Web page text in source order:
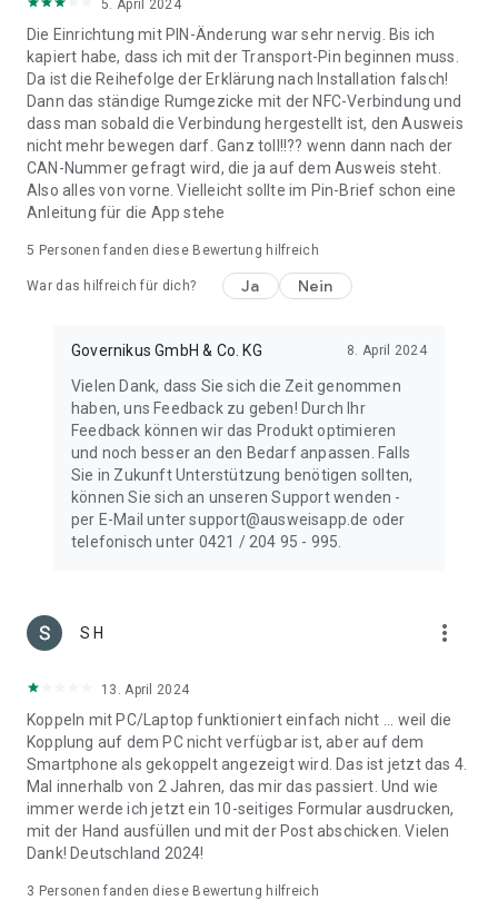
5. April 2024
Die Einrichtung mit PIN-Änderung war sehr nervig. Bis ich
kapiert habe, dass ich mit der Transport-Pin beginnen muss.
Da ist die Reihefolge der Erklärung nach Installation falsch!
Dann das ständige Rumgezicke mit der NFC-Verbindung und
dass man sobald die Verbindung hergestellt ist, den Ausweis
nicht mehr bewegen darf. Ganz toll!!?? wenn dann nach der
CAN-Nummer gefragt wird, die ja auf dem Ausweis steht.
Also alles von vorne. Vielleicht sollte im Pin-Brief schon eine
Anleitung für die App stehe
5 Personen fanden diese Bewertung hilfreich
War das hilfreich für dich? Ja Nein
Governikus GmbH & Co. KG 8. April 2024
Vielen Dank, dass Sie sich die Zeit genommen
haben, uns Feedback zu geben! Durch Ihr
Feedback können wir das Produkt optimieren
und noch besser an den Bedarf anpassen. Falls
Sie in Zukunft Unterstützung benötigen sollten,
können Sie sich an unseren Support wenden -
per E-Mail unter support@ausweisapp.de oder
telefonisch unter 0421 / 204 95 - 995.
S H more_vert
13. April 2024
Koppeln mit PC/Laptop funktioniert einfach nicht ... weil die
Kopplung auf dem PC nicht verfügbar ist, aber auf dem
Smartphone als gekoppelt angezeigt wird. Das ist jetzt das 4.
Mal innerhalb von 2 Jahren, das mir das passiert. Und wie
immer werde ich jetzt ein 10-seitiges Formular ausdrucken,
mit der Hand ausfüllen und mit der Post abschicken. Vielen
Dank! Deutschland 2024!
3 Personen fanden diese Bewertung hilfreich